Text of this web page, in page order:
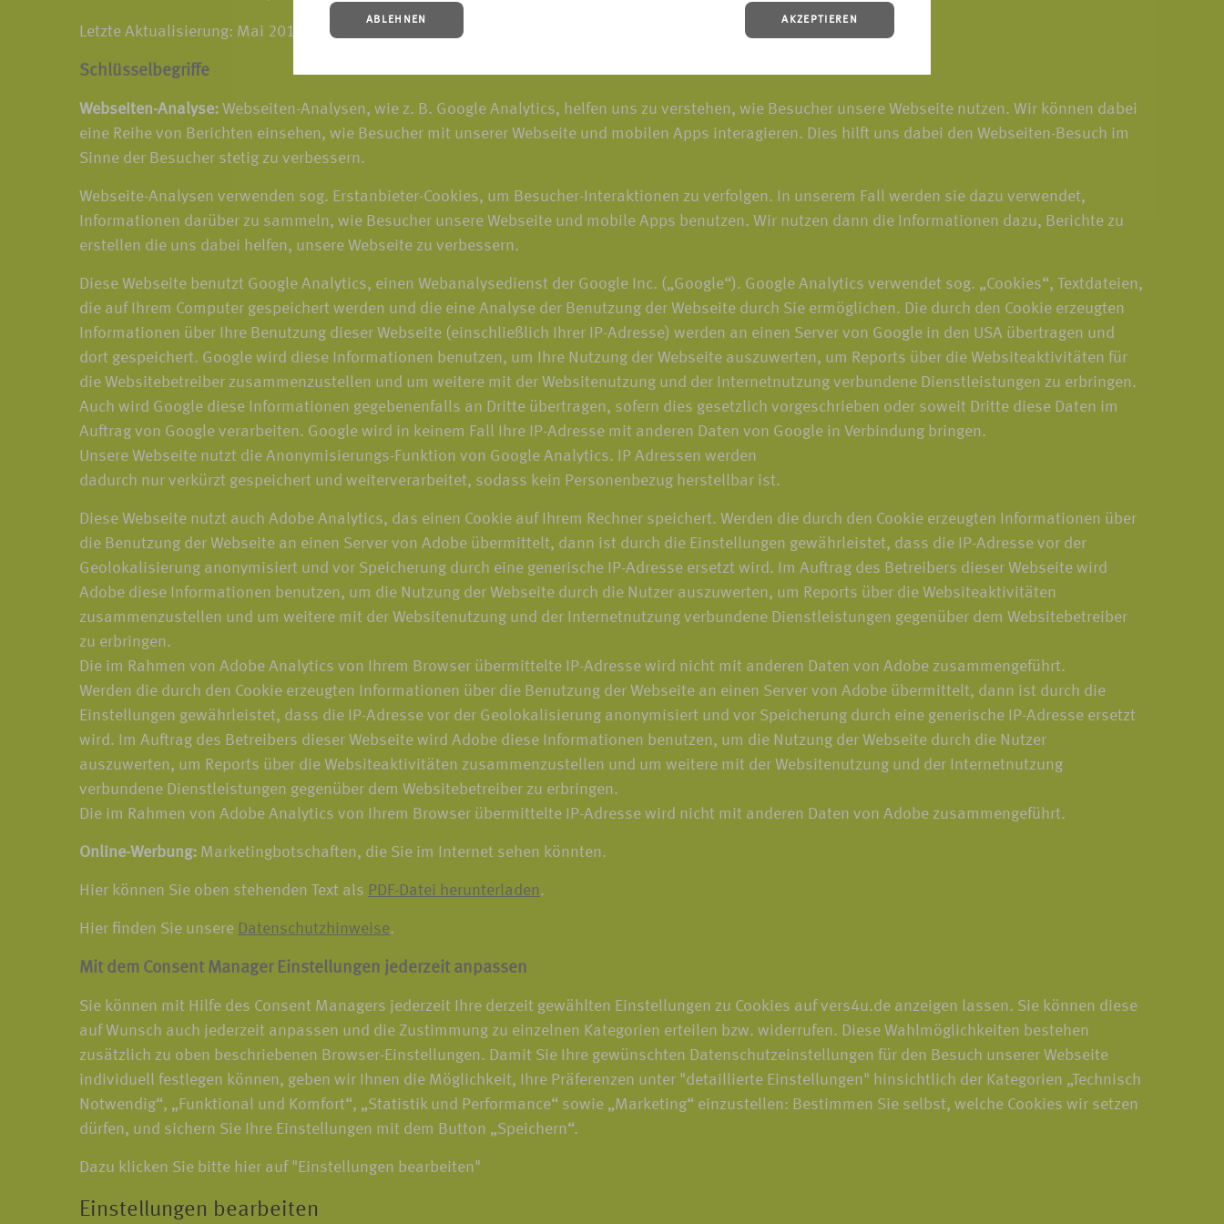
ABLEHNEN AKZEPTIEREN
Letzte Aktualisierung: Mai 2018
Schlüsselbegriffe
Webseiten-Analyse: Webseiten-Analysen, wie z. B. Google Analytics, helfen uns zu verstehen, wie Besucher unsere Webseite nutzen. Wir können dabei
eine Reihe von Berichten einsehen, wie Besucher mit unserer Webseite und mobilen Apps interagieren. Dies hilft uns dabei den Webseiten-Besuch im
Sinne der Besucher stetig zu verbessern.
Webseite-Analysen verwenden sog. Erstanbieter-Cookies, um Besucher-Interaktionen zu verfolgen. In unserem Fall werden sie dazu verwendet,
Informationen darüber zu sammeln, wie Besucher unsere Webseite und mobile Apps benutzen. Wir nutzen dann die Informationen dazu, Berichte zu
erstellen die uns dabei helfen, unsere Webseite zu verbessern.
Diese Webseite benutzt Google Analytics, einen Webanalysedienst der Google Inc. („Google“). Google Analytics verwendet sog. „Cookies“, Textdateien,
die auf Ihrem Computer gespeichert werden und die eine Analyse der Benutzung der Webseite durch Sie ermöglichen. Die durch den Cookie erzeugten
Informationen über Ihre Benutzung dieser Webseite (einschließlich Ihrer IP-Adresse) werden an einen Server von Google in den USA übertragen und
dort gespeichert. Google wird diese Informationen benutzen, um Ihre Nutzung der Webseite auszuwerten, um Reports über die Websiteaktivitäten für
die Websitebetreiber zusammenzustellen und um weitere mit der Websitenutzung und der Internetnutzung verbundene Dienstleistungen zu erbringen.
Auch wird Google diese Informationen gegebenenfalls an Dritte übertragen, sofern dies gesetzlich vorgeschrieben oder soweit Dritte diese Daten im
Auftrag von Google verarbeiten. Google wird in keinem Fall Ihre IP-Adresse mit anderen Daten von Google in Verbindung bringen.
Unsere Webseite nutzt die Anonymisierungs-Funktion von Google Analytics. IP Adressen werden
dadurch nur verkürzt gespeichert und weiterverarbeitet, sodass kein Personenbezug herstellbar ist.
Diese Webseite nutzt auch Adobe Analytics, das einen Cookie auf Ihrem Rechner speichert. Werden die durch den Cookie erzeugten Informationen über
die Benutzung der Webseite an einen Server von Adobe übermittelt, dann ist durch die Einstellungen gewährleistet, dass die IP-Adresse vor der
Geolokalisierung anonymisiert und vor Speicherung durch eine generische IP-Adresse ersetzt wird. Im Auftrag des Betreibers dieser Webseite wird
Adobe diese Informationen benutzen, um die Nutzung der Webseite durch die Nutzer auszuwerten, um Reports über die Websiteaktivitäten
zusammenzustellen und um weitere mit der Websitenutzung und der Internetnutzung verbundene Dienstleistungen gegenüber dem Websitebetreiber
zu erbringen.
Die im Rahmen von Adobe Analytics von Ihrem Browser übermittelte IP-Adresse wird nicht mit anderen Daten von Adobe zusammengeführt.
Werden die durch den Cookie erzeugten Informationen über die Benutzung der Webseite an einen Server von Adobe übermittelt, dann ist durch die
Einstellungen gewährleistet, dass die IP-Adresse vor der Geolokalisierung anonymisiert und vor Speicherung durch eine generische IP-Adresse ersetzt
wird. Im Auftrag des Betreibers dieser Webseite wird Adobe diese Informationen benutzen, um die Nutzung der Webseite durch die Nutzer
auszuwerten, um Reports über die Websiteaktivitäten zusammenzustellen und um weitere mit der Websitenutzung und der Internetnutzung
verbundene Dienstleistungen gegenüber dem Websitebetreiber zu erbringen.
Die im Rahmen von Adobe Analytics von Ihrem Browser übermittelte IP-Adresse wird nicht mit anderen Daten von Adobe zusammengeführt.
Online-Werbung: Marketingbotschaften, die Sie im Internet sehen könnten.
Hier können Sie oben stehenden Text als PDF-Datei herunterladen.
Hier finden Sie unsere Datenschutzhinweise.
Mit dem Consent Manager Einstellungen jederzeit anpassen
Sie können mit Hilfe des Consent Managers jederzeit Ihre derzeit gewählten Einstellungen zu Cookies auf vers4u.de anzeigen lassen. Sie können diese
auf Wunsch auch jederzeit anpassen und die Zustimmung zu einzelnen Kategorien erteilen bzw. widerrufen. Diese Wahlmöglichkeiten bestehen
zusätzlich zu oben beschriebenen Browser-Einstellungen. Damit Sie Ihre gewünschten Datenschutzeinstellungen für den Besuch unserer Webseite
individuell festlegen können, geben wir Ihnen die Möglichkeit, Ihre Präferenzen unter "detaillierte Einstellungen" hinsichtlich der Kategorien „Technisch
Notwendig“, „Funktional und Komfort“, „Statistik und Performance“ sowie „Marketing“ einzustellen: Bestimmen Sie selbst, welche Cookies wir setzen
dürfen, und sichern Sie Ihre Einstellungen mit dem Button „Speichern“.
Dazu klicken Sie bitte hier auf "Einstellungen bearbeiten"
Einstellungen bearbeiten